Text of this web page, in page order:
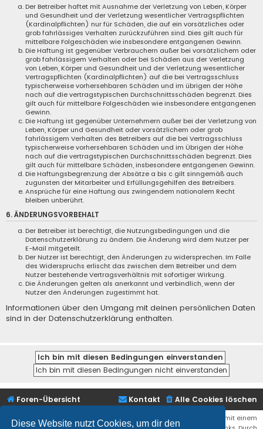
Diese Website nutzt Cookies, um dir den
Der Betreiber haftet mit Ausnahme der Verletzung von Leben, Körper
und Gesundheit und der Verletzung wesentlicher Vertragspflichten
(Kardinalpflichten) nur für Schäden, die auf ein vorsätzliches oder
grob fahrlässiges Verhalten zurückzuführen sind. Dies gilt auch für
mittelbare Folgeschäden wie insbesondere entgangenen Gewinn.
Die Haftung ist gegenüber Verbrauchern außer bei vorsätzlichem oder
grob fahrlässigem Verhalten oder bei Schäden aus der Verletzung
von Leben, Körper und Gesundheit und der Verletzung wesentlicher
Vertragspflichten (Kardinalpflichten) auf die bei Vertragsschluss
typischerweise vorhersehbaren Schäden und im übrigen der Höhe
nach auf die vertragstypischen Durchschnittsschäden begrenzt. Dies
gilt auch für mittelbare Folgeschäden wie insbesondere entgangenen
Gewinn.
Die Haftung ist gegenüber Unternehmern außer bei der Verletzung von
Leben, Körper und Gesundheit oder vorsätzlichem oder grob
fahrlässigem Verhalten des Betreibers auf die bei Vertragsschluss
typischerweise vorhersehbaren Schäden und im Übrigen der Höhe
nach auf die vertragstypischen Durchschnittsschäden begrenzt. Dies
gilt auch für mittelbare Schäden, insbesondere entgangenen Gewinn.
Die Haftungsbegrenzung der Absätze a bis c gilt sinngemäß auch
zugunsten der Mitarbeiter und Erfüllungsgehilfen des Betreibers.
Ansprüche für eine Haftung aus zwingendem nationalem Recht
bleiben unberührt.
6. ÄNDERUNGSVORBEHALT
Der Betreiber ist berechtigt, die Nutzungsbedingungen und die
Datenschutzerklärung zu ändern. Die Änderung wird dem Nutzer per
E-Mail mitgeteilt.
Der Nutzer ist berechtigt, den Änderungen zu widersprechen. Im Falle
des Widerspruchs erlischt das zwischen dem Betreiber und dem
Nutzer bestehende Vertragsverhältnis mit sofortiger Wirkung.
Die Änderungen gelten als anerkannt und verbindlich, wenn der
Nutzer den Änderungen zugestimmt hat.
Informationen über den Umgang mit deinen persönlichen Daten
sind in der Datenschutzerklärung enthalten.
Foren-Übersicht Alle Cookies löschen
Kontakt
Bei den Links zu Shops (Amazon, Ebay, Aliexpress, ...) und Links, die mit einem